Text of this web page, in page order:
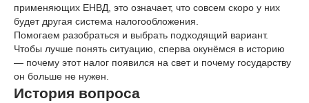
применяющих ЕНВД, это означает, что совсем скоро у них
будет другая система налогообложения.
Помогаем разобраться и выбрать подходящий вариант.
Чтобы лучше понять ситуацию, сперва окунёмся в историю
— почему этот налог появился на свет и почему государству
он больше не нужен.
История вопроса